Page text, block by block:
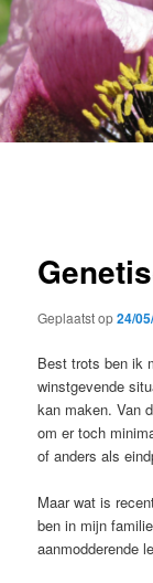
Spring
naar
de
primaire
inhoud
Geplaatst op24/
Best trots ben ik
winstgevende
kan maken. Van
om er toch
of anders als
Maar wat is
ben in mijn
aanmodderende